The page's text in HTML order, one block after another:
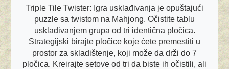
Triple Tile Twister: Igra usklađivanja je opuštajući
puzzle sa twistom na Mahjong. Očistite tablu
usklađivanjem grupa od tri identična pločica.
Strategijski birajte pločice koje ćete premestiti u
prostor za skladištenje, koji može da drži do 7
pločica. Kreirajte setove od tri da biste ih očistili, ali